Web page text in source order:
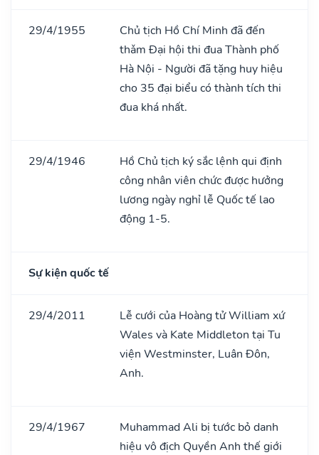
29/4/1955
Chủ tịch Hồ Chí Minh đã đến
thǎm Đại hội thi đua Thành phố
Hà Nội - Người đã tặng huy hiệu
cho 35 đại biểu có thành tích thi
đua khá nhất.
29/4/1946
Hồ Chủ tịch ký sắc lệnh qui định
công nhân viên chức được hưởng
lương ngày nghỉ lễ Quốc tế lao
động 1-5.
Sự kiện quốc tế
29/4/2011
Lễ cưới của Hoàng tử William xứ
Wales và Kate Middleton tại Tu
viện Westminster, Luân Đôn,
Anh.
29/4/1967
Muhammad Ali bị tước bỏ danh
hiệu vô địch Quyền Anh thế giới